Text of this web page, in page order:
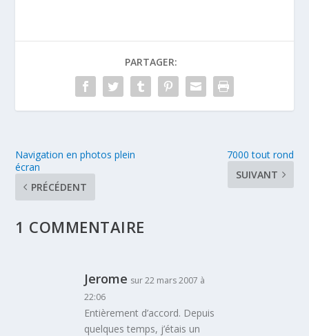
PARTAGER:
Navigation en photos plein
écran
PRÉCÉDENT
7000 tout rond
SUIVANT
1 COMMENTAIRE
Jerome sur 22 mars 2007 à
22:06
Entièrement d’accord. Depuis
quelques temps, j’étais un